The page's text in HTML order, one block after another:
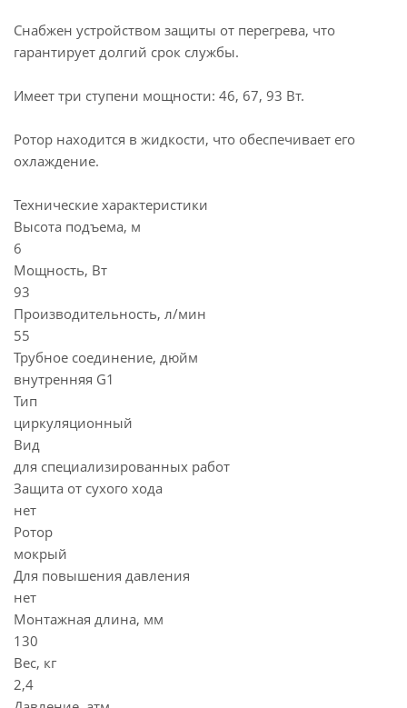
Снабжен устройством защиты от перегрева, что
гарантирует долгий срок службы.
Имеет три ступени мощности: 46, 67, 93 Вт.
Ротор находится в жидкости, что обеспечивает его
охлаждение.
Технические характеристики
Высота подъема, м
6
Мощность, Вт
93
Производительность, л/мин
55
Трубное соединение, дюйм
внутренняя G1
Тип
циркуляционный
Вид
для специализированных работ
Защита от сухого хода
нет
Ротор
мокрый
Для повышения давления
нет
Монтажная длина, мм
130
Вес, кг
2,4